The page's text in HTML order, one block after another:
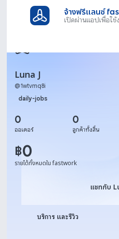
จ้างฟรีแลนซ์
เปิดผ่านแอปเพื่อใ
Luna J
@1wtvmq8i
daily-jobs
0
ออเดอร์
0
ลูกค้าทั้งสิ้น
฿0
รายได้ทั้งหมดใน fastwork
แชทกับ Luna J
แชทกับ
บริการ และรีวิว